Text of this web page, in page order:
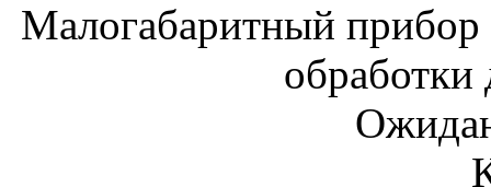
Малогабаритный прибор